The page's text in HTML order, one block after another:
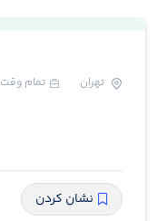
تهران تمام وقت
نشان کردن